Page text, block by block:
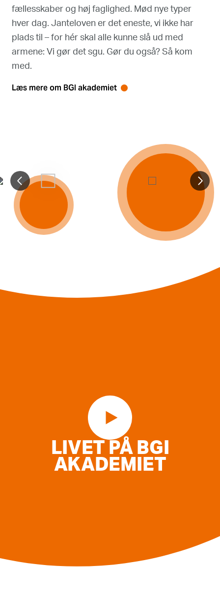
fællesskaber og høj faglighed. Mød nye typer
hver dag. Janteloven er det eneste, vi ikke har
plads til – for hér skal alle kunne slå ud med
armene: Vi gør det sgu. Gør du også? Så kom
med.
Læs mere om BGI akademiet
LIVET PÅ BGI
AKADEMIET